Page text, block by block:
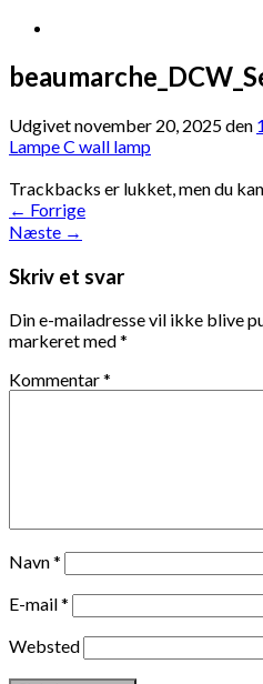
Udgivetnovember 20, 2025den
Lampe C wall lamp
Trackbacks er lukket, men du kan
← Forrige
Næste →
Skriv et svar
Din e-mailadresse vil ikke blive
markeret med*
Kommentar*
Navn*
E-mail*
Websted